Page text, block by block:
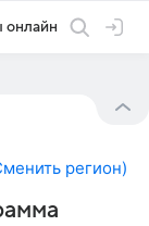
регион)